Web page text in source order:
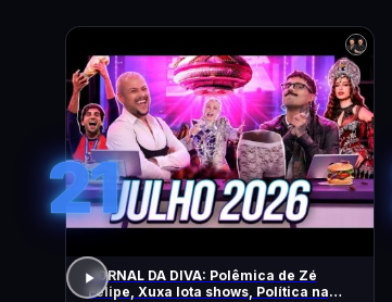
21
JORNAL DA DIVA: Polêmica de Zé
Felipe, Xuxa lota shows, Política na